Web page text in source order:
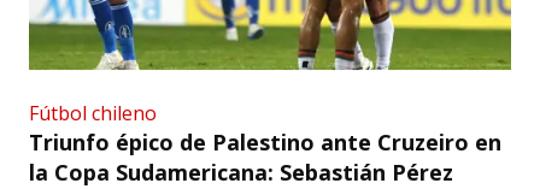
Fútbol chileno
Triunfo épico de Palestino ante Cruzeiro en
la Copa Sudamericana: Sebastián Pérez